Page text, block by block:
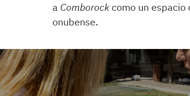
a Comborockcomo un espacio
onubense.